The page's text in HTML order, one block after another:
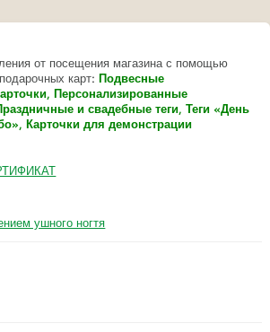
от посещения магазина с помощью
карт: Подвесные
Персонализированные
и свадебные теги,Теги «День
Карточки для демонстрации
ушного ногтя